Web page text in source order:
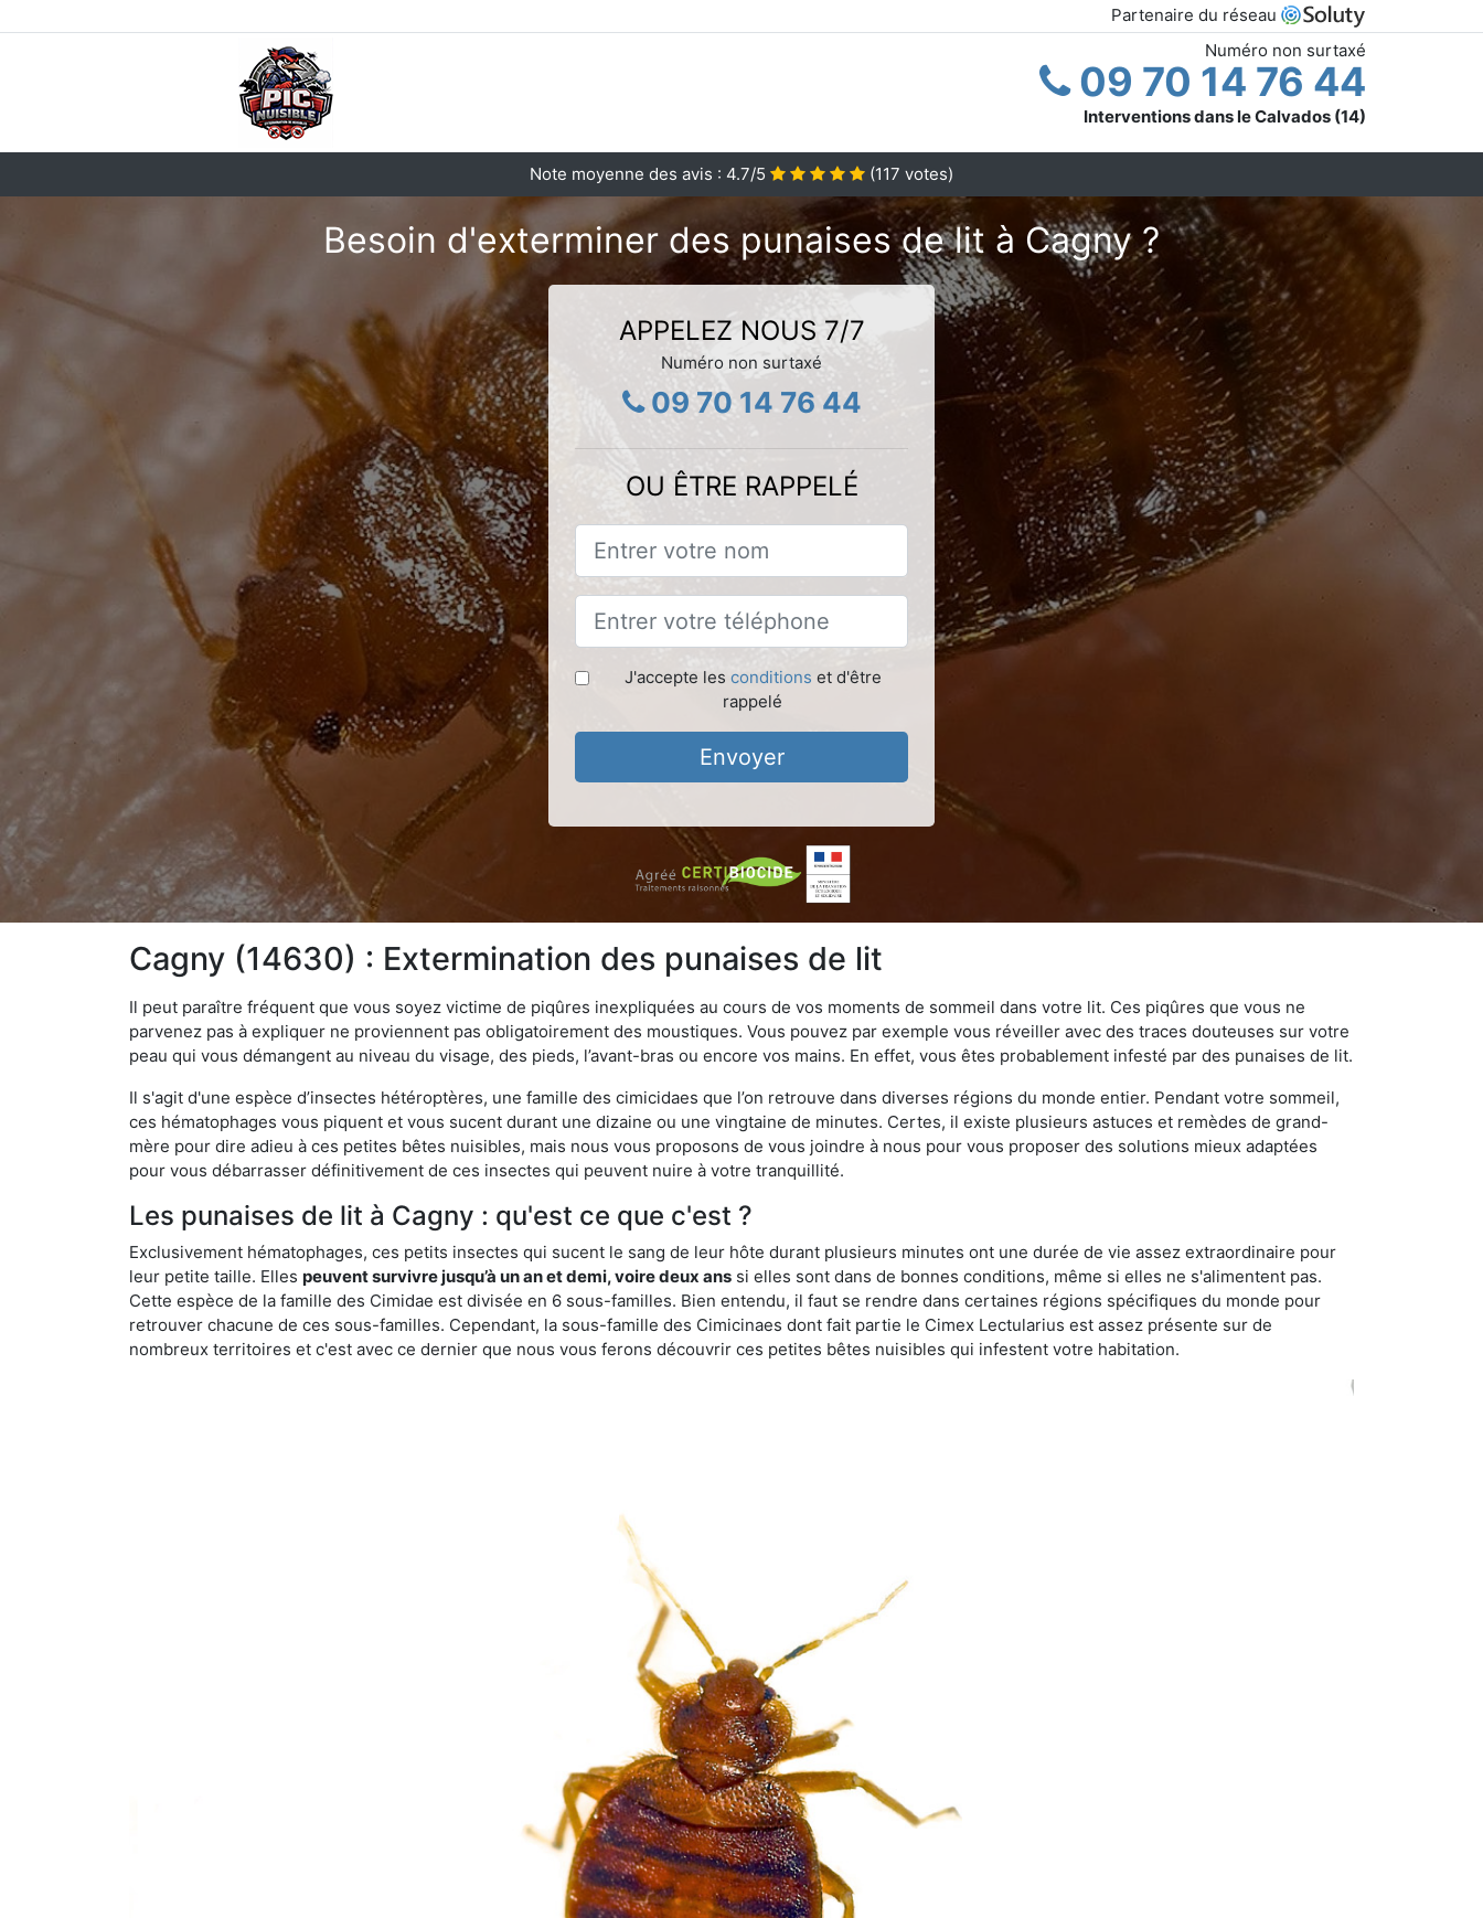
Partenaire du réseau
Numéro non surtaxé
09 70 14 76 44
Interventions dans le Calvados (14)
Note moyenne des avis : 4.7/5 (117 votes)
Besoin d'exterminer des punaises de lit à Cagny ?
APPELEZ NOUS 7/7
Numéro non surtaxé
09 70 14 76 44
OU ÊTRE RAPPELÉ
J'accepte les conditions et d'être
rappelé
Envoyer
Cagny (14630) : Extermination des punaises de lit
Il peut paraître fréquent que vous soyez victime de piqûres inexpliquées au cours de vos moments de sommeil dans votre lit. Ces piqûres que vous ne
parvenez pas à expliquer ne proviennent pas obligatoirement des moustiques. Vous pouvez par exemple vous réveiller avec des traces douteuses sur votre
peau qui vous démangent au niveau du visage, des pieds, l’avant-bras ou encore vos mains. En effet, vous êtes probablement infesté par des punaises de lit.
Il s'agit d'une espèce d’insectes hétéroptères, une famille des cimicidaes que l’on retrouve dans diverses régions du monde entier. Pendant votre sommeil,
ces hématophages vous piquent et vous sucent durant une dizaine ou une vingtaine de minutes. Certes, il existe plusieurs astuces et remèdes de grand-
mère pour dire adieu à ces petites bêtes nuisibles, mais nous vous proposons de vous joindre à nous pour vous proposer des solutions mieux adaptées
pour vous débarrasser définitivement de ces insectes qui peuvent nuire à votre tranquillité.
Les punaises de lit à Cagny : qu'est ce que c'est ?
Exclusivement hématophages, ces petits insectes qui sucent le sang de leur hôte durant plusieurs minutes ont une durée de vie assez extraordinaire pour
leur petite taille. Elles peuvent survivre jusqu’à un an et demi, voire deux ans si elles sont dans de bonnes conditions, même si elles ne s'alimentent pas.
Cette espèce de la famille des Cimidae est divisée en 6 sous-familles. Bien entendu, il faut se rendre dans certaines régions spécifiques du monde pour
retrouver chacune de ces sous-familles. Cependant, la sous-famille des Cimicinaes dont fait partie le Cimex Lectularius est assez présente sur de
nombreux territoires et c'est avec ce dernier que nous vous ferons découvrir ces petites bêtes nuisibles qui infestent votre habitation.